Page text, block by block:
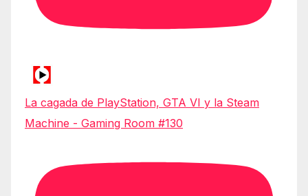
La cagada de PlayStation, GTA VI y la Steam
Machine - Gaming Room #130